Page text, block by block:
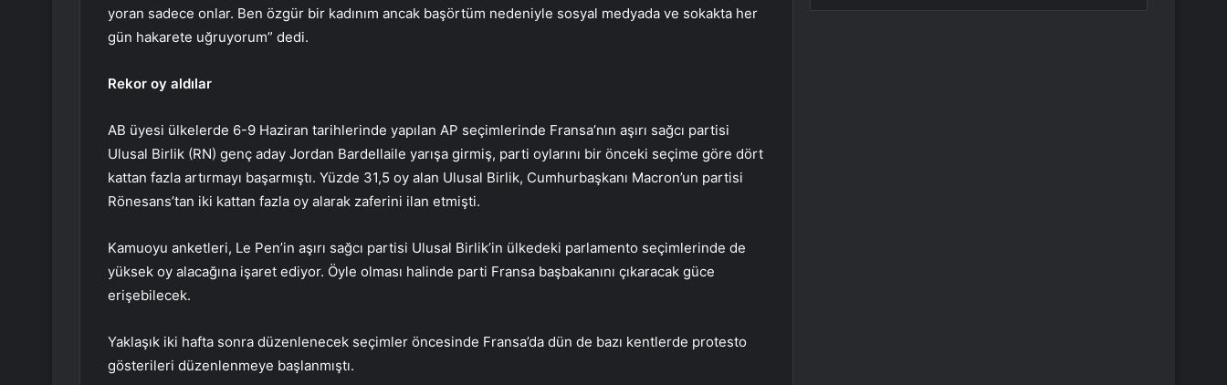
yoran sadece onlar. Ben özgür bir kadınım ancak başörtüm nedeniyle sosyal medyada ve sokakta her
gün hakarete uğruyorum” dedi.
Rekor oy aldılar
AB üyesi ülkelerde 6-9 Haziran tarihlerinde yapılan AP seçimlerinde Fransa’nın aşırı sağcı partisi
Ulusal Birlik (RN) genç aday Jordan Bardellaile yarışa girmiş, parti oylarını bir önceki seçime göre dört
kattan fazla artırmayı başarmıştı. Yüzde 31,5 oy alan Ulusal Birlik, Cumhurbaşkanı Macron’un partisi
Rönesans’tan iki kattan fazla oy alarak zaferini ilan etmişti.
Kamuoyu anketleri, Le Pen’in aşırı sağcı partisi Ulusal Birlik’in ülkedeki parlamento seçimlerinde de
yüksek oy alacağına işaret ediyor. Öyle olması halinde parti Fransa başbakanını çıkaracak güce
erişebilecek.
Yaklaşık iki hafta sonra düzenlenecek seçimler öncesinde Fransa’da dün de bazı kentlerde protesto
gösterileri düzenlenmeye başlanmıştı.